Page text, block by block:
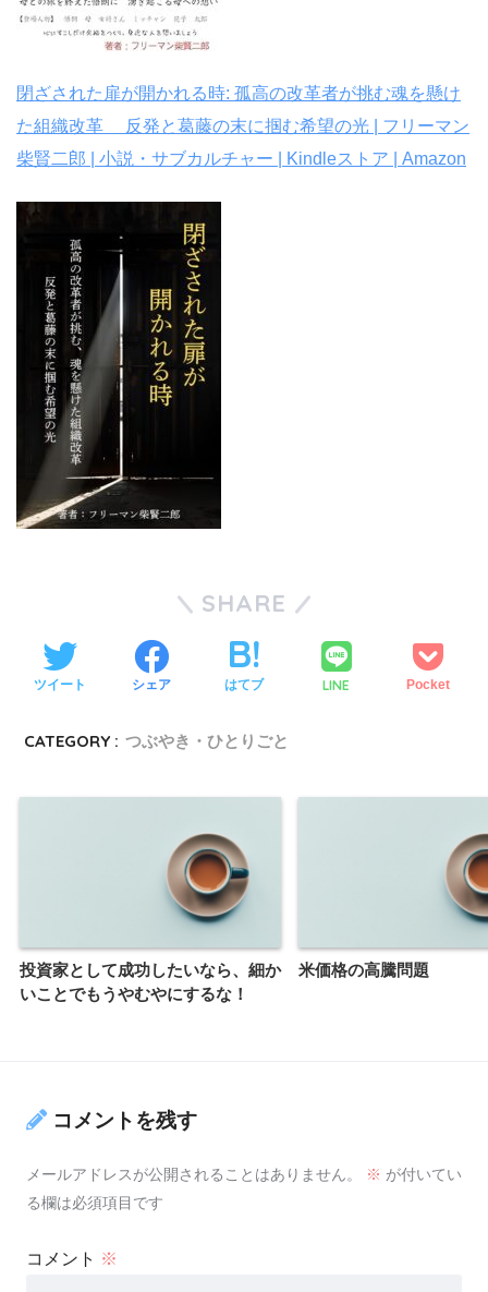
閉ざされた扉が開かれる時: 孤高の改革者が挑む魂を懸け
た組織改革 反発と葛藤の末に掴む希望の光 | フリーマン
柴賢二郎 | 小説・サブカルチャー | Kindleストア | Amazon
SHARE
ツイート シェア はてブ LINE Pocket
CATEGORY : つぶやき・ひとりごと
投資家として成功したいなら、細か
いことでもうやむやにするな！
米価格の高騰問題
コメントを残す
メールアドレスが公開されることはありません。 ※ が付いてい
る欄は必須項目です
コメント ※